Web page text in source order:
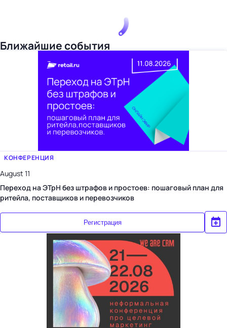
Ближайшие события
КОНФЕРЕНЦИЯ
August 11
Переход на ЭТрН без штрафов и простоев: пошаговый план для
ритейла, поставщиков и перевозчиков
Регистрация